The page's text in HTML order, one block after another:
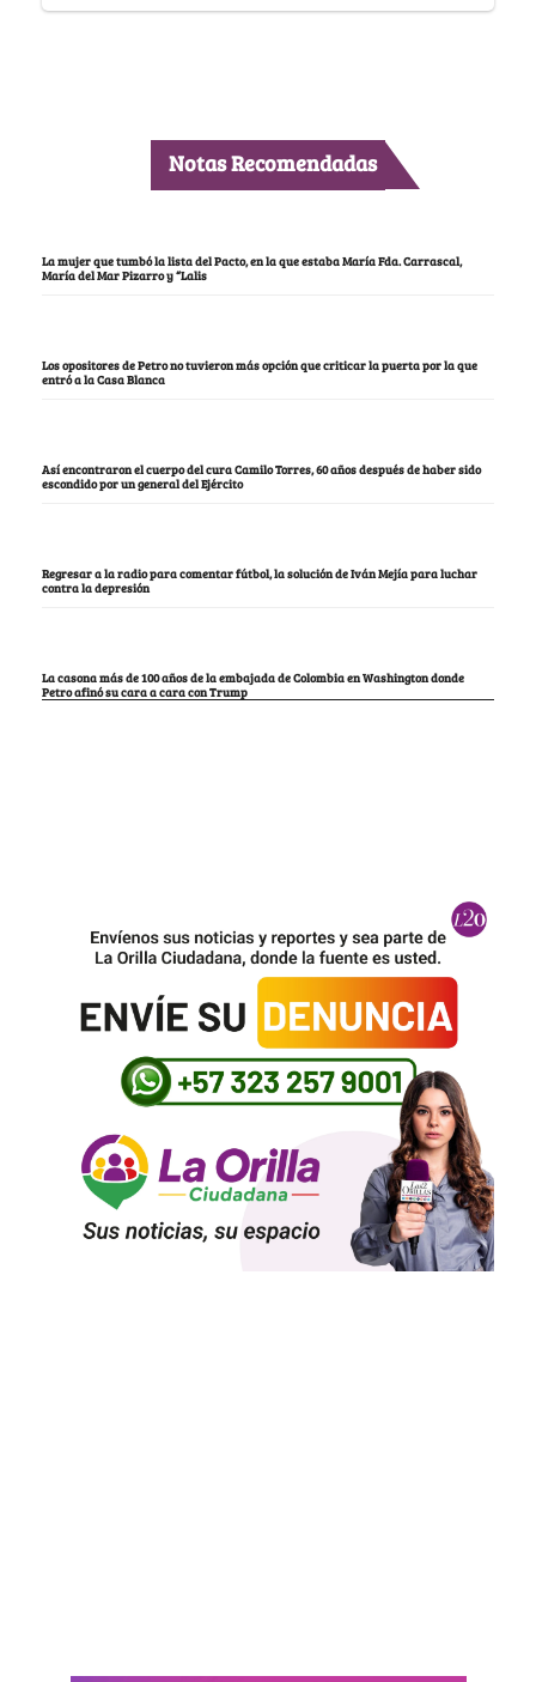
Notas Recomendadas
La mujer que tumbó la lista del Pacto, en la que estaba María Fda. Carrascal,
María del Mar Pizarro y “Lalis
Los opositores de Petro no tuvieron más opción que criticar la puerta por la que
entró a la Casa Blanca
Así encontraron el cuerpo del cura Camilo Torres, 60 años después de haber sido
escondido por un general del Ejército
Regresar a la radio para comentar fútbol, la solución de Iván Mejía para luchar
contra la depresión
La casona más de 100 años de la embajada de Colombia en Washington donde
Petro afinó su cara a cara con Trump